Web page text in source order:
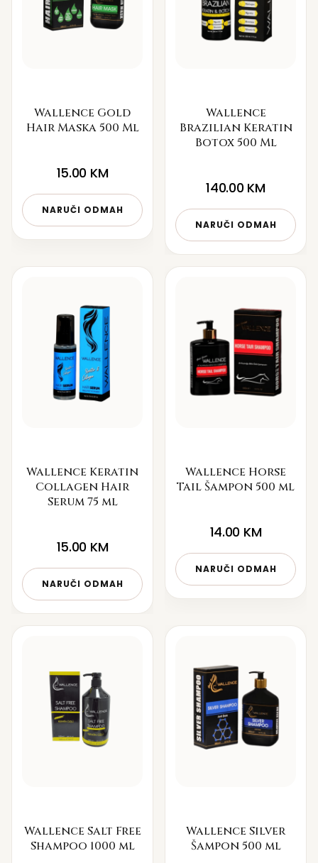
Wallence Gold
Hair Maska 500 Ml
15.00 KM
NARUČI ODMAH
Wallence
Brazilian Keratin
Botox 500 Ml
140.00 KM
NARUČI ODMAH
Wallence Keratin
Collagen Hair
Serum 75 ml
15.00 KM
NARUČI ODMAH
Wallence Horse
Tail Šampon 500 ml
14.00 KM
NARUČI ODMAH
Wallence Salt Free
Shampoo 1000 ml
Wallence Silver
Šampon 500 ml